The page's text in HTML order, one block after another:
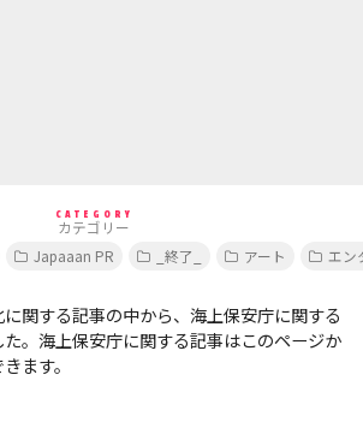
CATEGORY
カテゴリー
Japaaan PR _終了_ アート エン
関する記事の中から、海上保安庁に関する
。海上保安庁に関する記事はこのページか
ます。